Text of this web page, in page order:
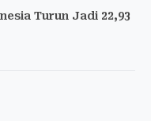
Turun Jadi 22,93